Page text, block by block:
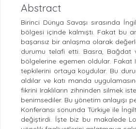
Abstract
Birinci Dünya Savaşı sırasında
bölgesi içinde kalmıştı. Fakat bu
başarısız bir anlaşma olarak
durumu telafi etti. Basra, Bağdat
bölgelerine egemen oldular. Fakat
tepkilerini ortaya koydular. Bu
aldılar ve katı manda
fikrini Iraklıların zihninden silmek
benimsediler. Bu yönetim anlayışı
Konferansı sonunda Türkiye ile
değiştirdi. İşte biz bu makalede